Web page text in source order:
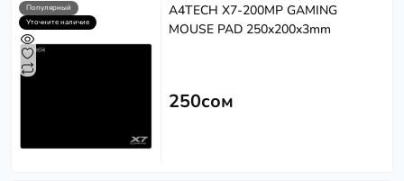
Популярный
Уточните наличие
A4TECH X7-200MP GAMING
MOUSE PAD 250x200x3mm
250сом